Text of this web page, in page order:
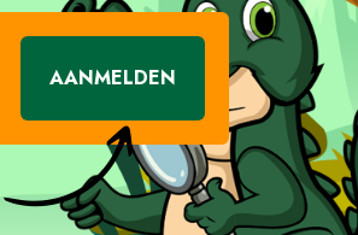
AANMELDEN